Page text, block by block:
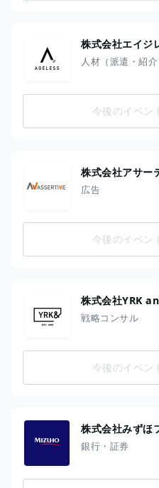
株式会社エイジ
人材（派遣・紹介
今後のイベン
株式会社アサー
広告
今後のイベン
株式会社YRK
戦略コンサル
今後のイベン
株式会社みずほ
銀行・証券